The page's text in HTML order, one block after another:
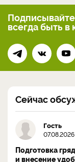
всегдабыть в
Сейчас
Гость
07.08.2026
Подготовка
и внесение